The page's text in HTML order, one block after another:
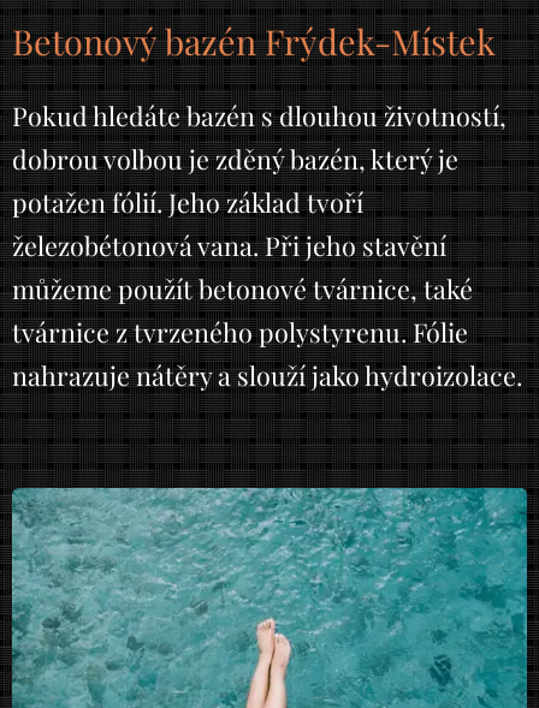
Betonový bazén Frýdek-Místek
Pokud hledáte bazén s dlouhou životností,
dobrou volbou je zděný bazén, který je
potažen fólií. Jeho základ tvoří
železobétonová vana. Při jeho stavění
můžeme použít betonové tvárnice, také
tvárnice z tvrzeného polystyrenu. Fólie
nahrazuje nátěry a slouží jako hydroizolace.